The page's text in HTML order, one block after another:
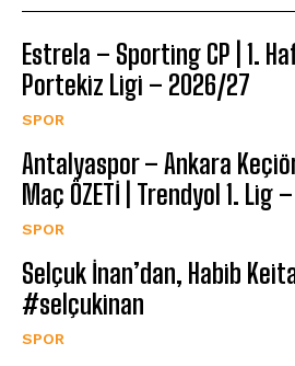
Estrela – Sporting CP | 1.
Portekiz Ligi – 2026/27
SPOR
Antalyaspor – Ankara
Maç ÖZETİ | Trendyol 1. Lig
SPOR
Selçuk İnan’dan, Habib
#selçukinan
SPOR